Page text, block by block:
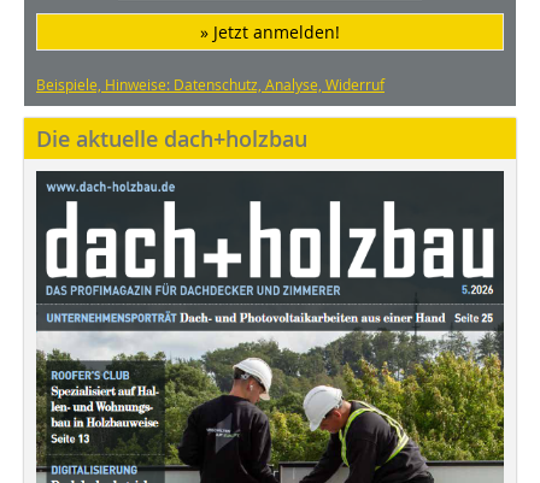
» Jetzt anmelden!
Beispiele, Hinweise: Datenschutz, Analyse, Widerruf
Die aktuelle dach+holzbau